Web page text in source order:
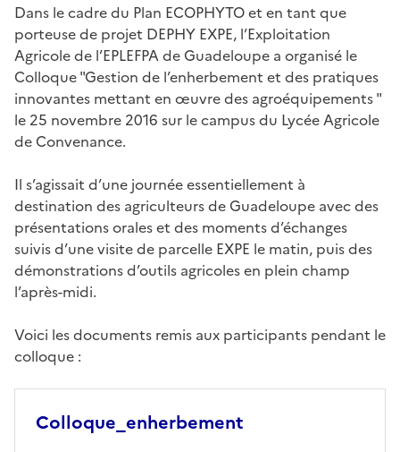
Dans le cadre du Plan ECOPHYTO et en tant que
porteuse de projet DEPHY EXPE, l’Exploitation
Agricole de l’EPLEFPA de Guadeloupe a organisé le
Colloque "Gestion de l’enherbement et des pratiques
innovantes mettant en œuvre des agroéquipements "
le 25 novembre 2016 sur le campus du Lycée Agricole
de Convenance.
Il s’agissait d’une journée essentiellement à
destination des agriculteurs de Guadeloupe avec des
présentations orales et des moments d’échanges
suivis d’une visite de parcelle EXPE le matin, puis des
démonstrations d’outils agricoles en plein champ
l’après-midi.
Voici les documents remis aux participants pendant le
colloque :
Colloque_enherbement